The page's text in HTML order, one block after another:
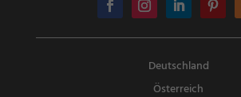
Deutschland
Österreich